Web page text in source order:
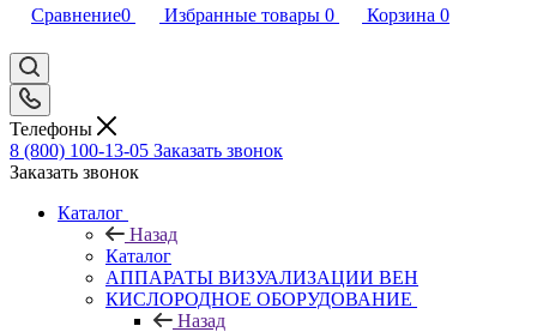
Сравнение0 Избранные товары 0 Корзина 0
Телефоны
8 (800) 100-13-05 Заказать звонок
Заказать звонок
Каталог
Назад
Каталог
АППАРАТЫ ВИЗУАЛИЗАЦИИ ВЕН
КИСЛОРОДНОЕ ОБОРУДОВАНИЕ
Назад